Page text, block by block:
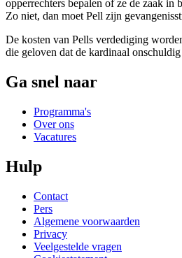
opperrechters bepalen of ze de zaak in
Zo niet, dan moet Pell zijn
De kosten van Pells verdediging
die geloven dat de kardinaal onschuldig
Ga snel naar
Programma's
Over ons
Vacatures
Hulp
Contact
Pers
Algemene voorwaarden
Privacy
Veelgestelde vragen